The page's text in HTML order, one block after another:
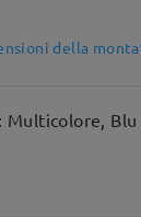
della
Multicolore, Blu